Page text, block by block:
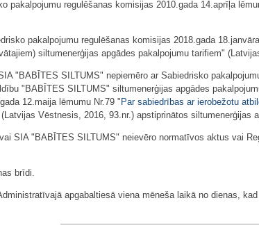
pakalpojumu regulēšanas komisijas 2010.gada 14.aprīļa
pakalpojumu regulēšanas komisijas 2018.gada
siltumenerģijas apgādes pakalpojumu tarifiem"
"BABĪTES SILTUMS" nepiemēro ar Sabiedrisko
"BABĪTES SILTUMS" siltumenerģijas apgādes
12.maija lēmumu Nr.79 "Par sabiedrības ar ierobežotu
Vēstnesis, 2016, 93.nr.) apstiprinātos siltumenerģijas
SIA "BABĪTES SILTUMS" neievēro normatīvos aktus vai
brīdi.
apgabaltiesā viena mēneša laikā no dienas,